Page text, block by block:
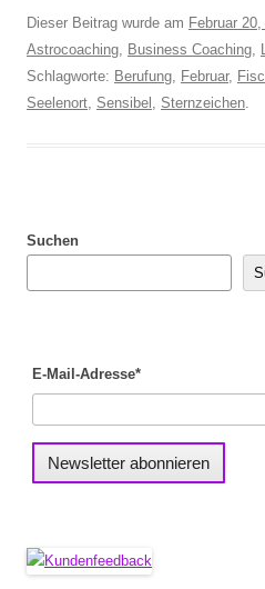
Dieser Beitrag wurde am Februar
Astrocoaching, Business Coaching,
Schlagworte: Berufung, Februar,
Seelenort, Sensibel , Sternzeichen.
Suchen
E-Mail-Adresse*